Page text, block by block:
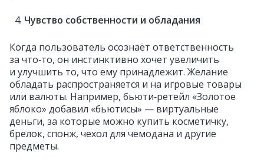
Чувство собственности и обладания
Когда пользователь осознаёт ответственность
за что‑то, он инстинктивно хочет увеличить
и улучшить то, что ему принадлежит. Желание
обладать распространяется и на игровые товары
или валюты. Например, бьюти‑ретейл «Золотое
яблоко» добавил «бьютисы» — виртуальные
деньги, за которые можно купить косметичку,
брелок, спонж, чехол для чемодана и другие
предметы.